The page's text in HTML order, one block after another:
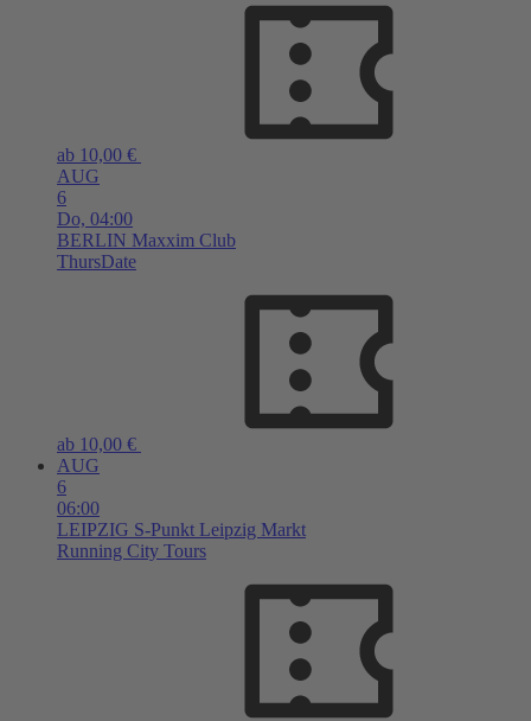
ab 10,00 €
AUG
6
Do, 04:00
BERLIN Maxxim Club
ThursDate
ab 10,00 €
AUG
6
06:00
LEIPZIG S-Punkt Leipzig Markt
Running City Tours